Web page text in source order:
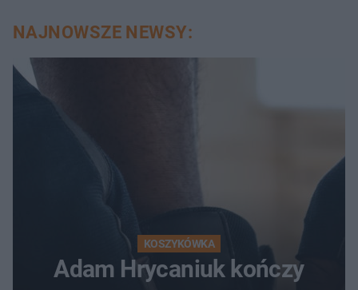
NAJNOWSZE NEWSY:
KOSZYKÓWKA
Adam Hrycaniuk kończy